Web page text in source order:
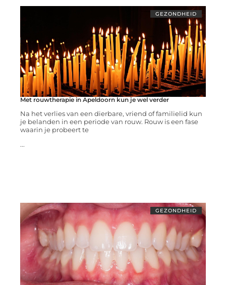
GEZONDHEID
Met rouwtherapie in Apeldoorn kun je wel verder
Na het verlies van een dierbare, vriend of familielid kun
je belanden in een periode van rouw. Rouw is een fase
waarin je probeert te
...
GEZONDHEID